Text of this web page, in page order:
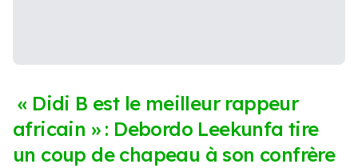
« Didi B est le meilleur rappeur
africain » : Debordo Leekunfa tire
un coup de chapeau à son confrère